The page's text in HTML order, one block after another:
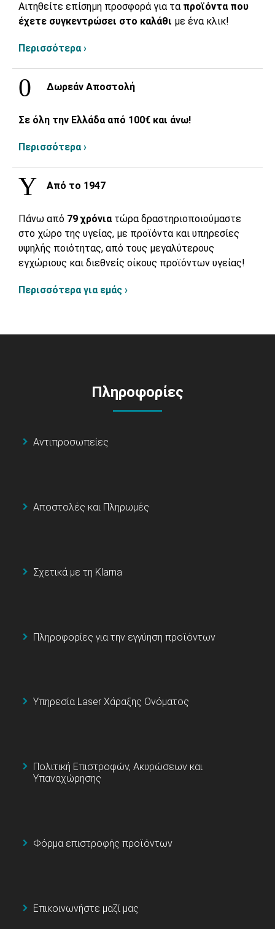
Αιτηθείτε επίσημη προσφορά για τα προϊόντα που
έχετε συγκεντρώσει στο καλάθι με ένα κλικ!
Περισσότερα ›
Δωρεάν Αποστολή
Σε όλη την Ελλάδα από 100€ και άνω!
Περισσότερα ›
Από το 1947
Πάνω από 79 χρόνια τώρα δραστηριοποιούμαστε
στο χώρο της υγείας, με προϊόντα και υπηρεσίες
υψηλής ποιότητας, από τους μεγαλύτερους
εγχώριους και διεθνείς οίκους προϊόντων υγείας!
Περισσότερα για εμάς ›
Πληροφορίες
Αντιπροσωπείες
Αποστολές και Πληρωμές
Σχετικά με τη Klarna
Πληροφορίες για την εγγύηση προϊόντων
Υπηρεσία Laser Χάραξης Ονόματος
Πολιτική Επιστροφών, Ακυρώσεων και
Υπαναχώρησης
Φόρμα επιστροφής προϊόντων
Επικοινωνήστε μαζί μας